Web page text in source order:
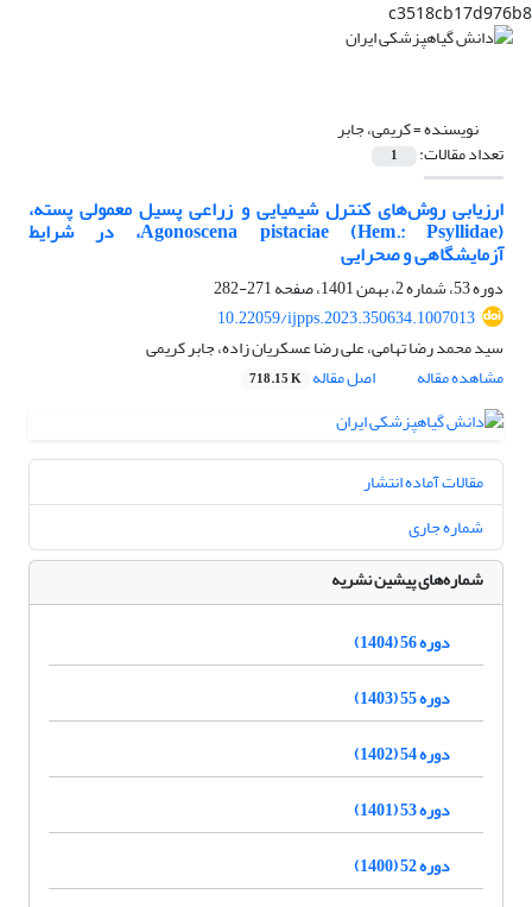
c3518cb17d976b8
نویسنده =کریمی، جابر
تعداد مقالات: 1
ارزیابی روش‌های کنترل شیمیایی و زراعی پسیل معمولی پسته،
Agonoscena pistaciae (Hem.: Psyllidae)، در شرایط
آزمایشگاهی و صحرایی
دوره 53، شماره 2، بهمن 1401، صفحه
271-282
10.22059/ijpps.2023.350634.1007013
سید محمد رضا تهامی، علی رضا عسکریان زاده، جابر کریمی
مشاهده مقاله
اصل مقاله 718.15 K
مقالات آماده انتشار
شماره جاری
شماره‌های پیشین نشریه
دوره 56 (1404)
دوره 55 (1403)
دوره 54 (1402)
دوره 53 (1401)
دوره 52 (1400)